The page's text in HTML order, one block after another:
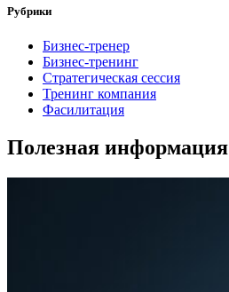
Рубрики
Бизнес-тренер
Бизнес-тренинг
Стратегическая сессия
Тренинг компания
Фасилитация
Полезная информация